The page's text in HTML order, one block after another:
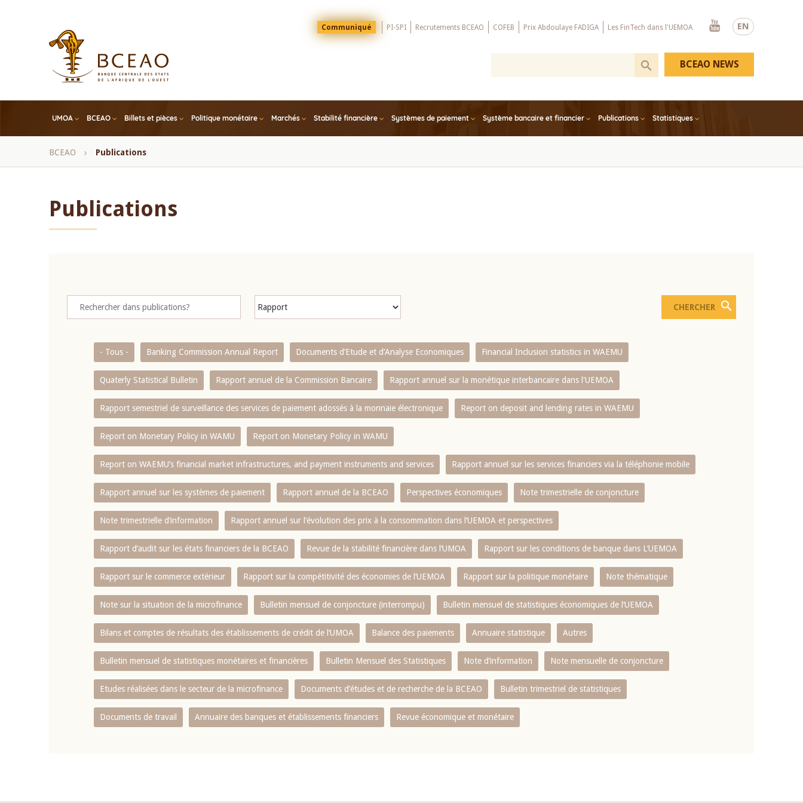
EN
Menu
Top
Communiqué PI-SPI Recrutements BCEAO COFEB Prix Abdoulaye FADIGA Les FinTech dans l'UEMOA
Youtube
UMOA BCEAO Billets et pièces Politique monétaire Marchés Stabilité financière Systèmes de paiement Système bancaire et financier Publications Statistiques
BCEAO NEWS
Fil
BCEAO Publications
Publications
- Tous - Banking Commission Annual Report Documents d’Etude et d’Analyse Economiques Financial Inclusion statistics in WAEMU
Quaterly Statistical Bulletin Rapport annuel de la Commission Bancaire Rapport annuel sur la monétique interbancaire dans l'UEMOA
Rapport semestriel de surveillance des services de paiement adossés à la monnaie électronique Report on deposit and lending rates in WAEMU
Report on Monetary Policy in WAMU Report on Monetary Policy in WAMU
Report on WAEMU’s financial market infrastructures, and payment instruments and services Rapport annuel sur les services financiers via la téléphonie mobile
Rapport annuel sur les systèmes de paiement Rapport annuel de la BCEAO Perspectives économiques Note trimestrielle de conjoncture
Note trimestrielle d‘information Rapport annuel sur l‘évolution des prix à la consommation dans l‘UEMOA et perspectives
Rapport d‘audit sur les états financiers de la BCEAO Revue de la stabilité financière dans l‘UMOA Rapport sur les conditions de banque dans L‘UEMOA
Rapport sur le commerce extérieur Rapport sur la compétitivité des économies de l‘UEMOA Rapport sur la politique monétaire Note thématique
Note sur la situation de la microfinance Bulletin mensuel de conjoncture (interrompu) Bulletin mensuel de statistiques économiques de l‘UEMOA
Bilans et comptes de résultats des établissements de crédit de l‘UMOA Balance des paiements Annuaire statistique Autres
Bulletin mensuel de statistiques monétaires et financières Bulletin Mensuel des Statistiques Note d’information Note mensuelle de conjoncture
Etudes réalisées dans le secteur de la microfinance Documents d’études et de recherche de la BCEAO Bulletin trimestriel de statistiques
Documents de travail Annuaire des banques et établissements financiers Revue économique et monétaire